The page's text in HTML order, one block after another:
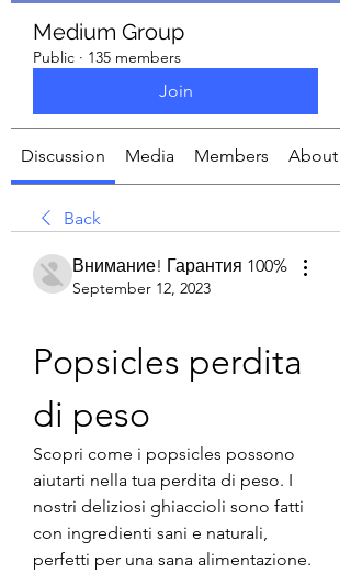
Medium Group
Public · 135 members
Join
Discussion Media Members About
Back
Внимание! Гарантия 100%
September 12, 2023
Popsicles perdita
di peso
Scopri come i popsicles possono
aiutarti nella tua perdita di peso. I
nostri deliziosi ghiaccioli sono fatti
con ingredienti sani e naturali,
perfetti per una sana alimentazione.